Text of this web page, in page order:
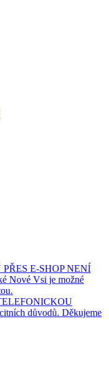
E-SHOP NENÍ
Nové Vsi je možné
důvodů. Děkujeme